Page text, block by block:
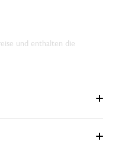
und enthalten die